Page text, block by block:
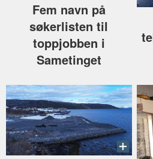
Fem navn på
søkerlisten til
toppjobben i
Sametinget